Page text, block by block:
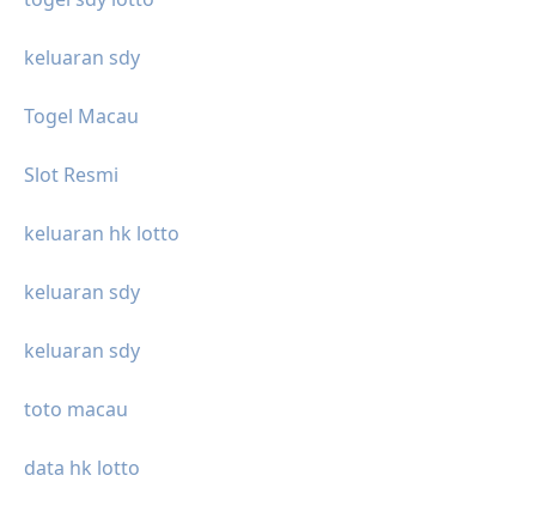
keluaran sdy
Togel Macau
Slot Resmi
keluaran hk lotto
keluaran sdy
keluaran sdy
toto macau
data hk lotto